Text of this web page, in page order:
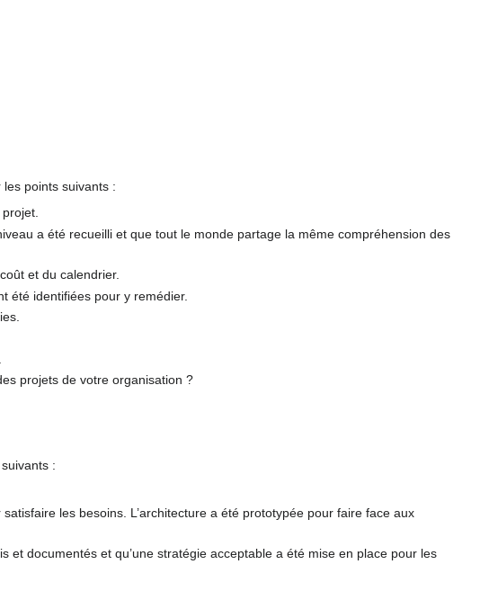
les points suivants :
a été recueilli et que tout le monde partage la même compréhension des
et du calendrier.
été identifiées pour y remédier.
projets de votre organisation ?
:
les besoins. L’architecture a été prototypée pour faire face aux
et documentés et qu’une stratégie acceptable a été mise en place pour les